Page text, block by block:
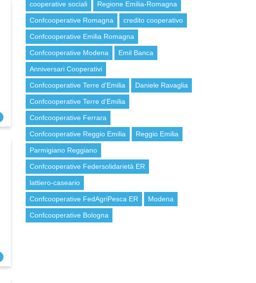
cooperative sociali Regione Emilia-Romagna
Confcooperative Romagna credito cooperativo
Confcooperative Emilia Romagna
Confcooperative Modena Emil Banca
Anniversari Cooperativi
Confcooperative Terre d'Emilia Daniele Ravaglia
Confcooperative Terre d’Emilia
Confcooperative Ferrara
Confcooperative Reggio Emilia Reggio Emilia
Parmigiano Reggiano
Confcooperative Federsolidarietà ER
lattiero-caseario
Confcooperative FedAgriPesca ER Modena
Confcooperative Bologna